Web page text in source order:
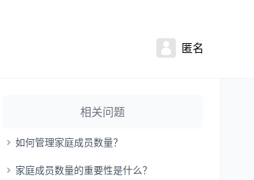
匿名
相关问题
如何管理家庭成员数量？
家庭成员数量的重要性是什么？